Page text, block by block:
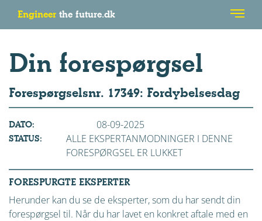
Engineer the future.dk
Din forespørgsel
Forespørgselsnr. 17349: Fordybelsesdag
DATO: 08-09-2025
STATUS:
ALLE EKSPERTANMODNINGER I DENNE
FORESPØRGSEL ER LUKKET
FORESPURGTE EKSPERTER
Herunder kan du se de eksperter, som du har sendt din
forespørgsel til. Når du har lavet en konkret aftale med en